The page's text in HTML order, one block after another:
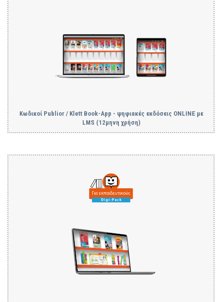
Κωδικoί Publior / Klett Book-App - ψηφιακές εκδόσεις ONLINE με
LMS (12μηνη χρήση)